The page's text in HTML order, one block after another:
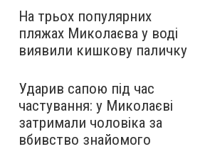
На трьох популярних
пляжах Миколаєва у воді
виявили кишкову паличку
Ударив сапою під час
частування: у Миколаєві
затримали чоловіка за
вбивство знайомого